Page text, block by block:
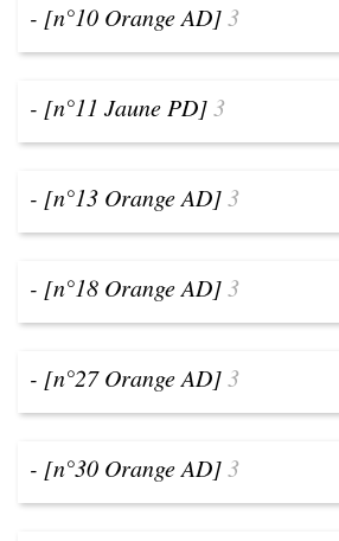
- [n°10 Orange AD]3
- [n°11 Jaune PD]3
- [n°13 Orange AD]3
- [n°18 Orange AD]3
- [n°27 Orange AD]3
- [n°30 Orange AD]3